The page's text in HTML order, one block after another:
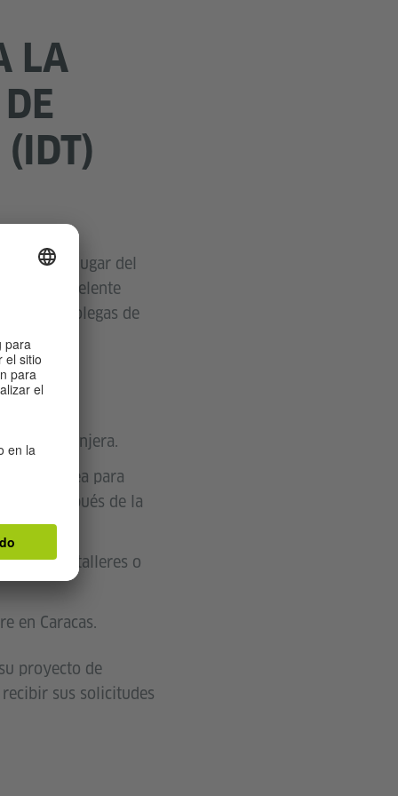
LA
(IDT)
tendrá lugar del
una excelente
con colegas de
extranjera.
idónea para
después de la
y ofrecer talleres o
en Caracas.
proyecto de
sus solicitudes